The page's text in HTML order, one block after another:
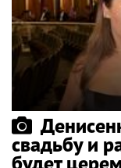
свадьбу и